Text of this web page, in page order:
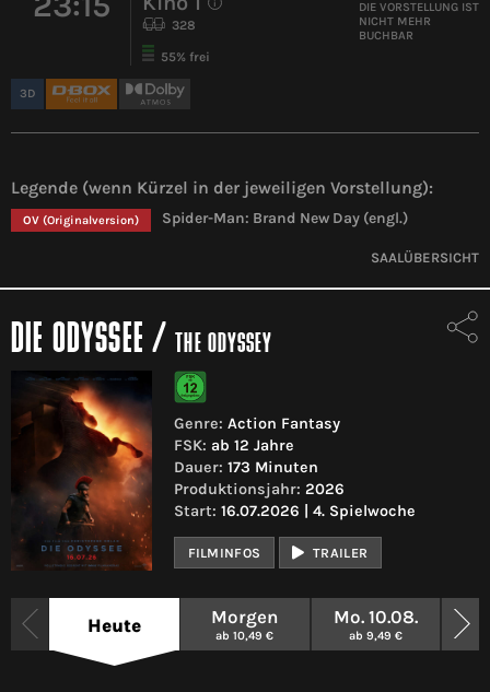
i
328
55% frei
3D
DIE VORSTELLUNG IST
NICHT MEHR
BUCHBAR
Legende (wenn Kürzel in der jeweiligen Vorstellung):
OV (Originalversion) Spider-Man: Brand New Day (engl.)
SAALÜBERSICHT
DIE ODYSSEE /THE ODYSSEY
Genre: Action Fantasy
FSK: ab 12 Jahre
Dauer: 173 Minuten
Produktionsjahr: 2026
Start: 16.07.2026 | 4. Spielwoche
FILMINFOS TRAILER
Heute Morgen
ab 10,49 €
Mo. 10.08.
ab 9,49 €